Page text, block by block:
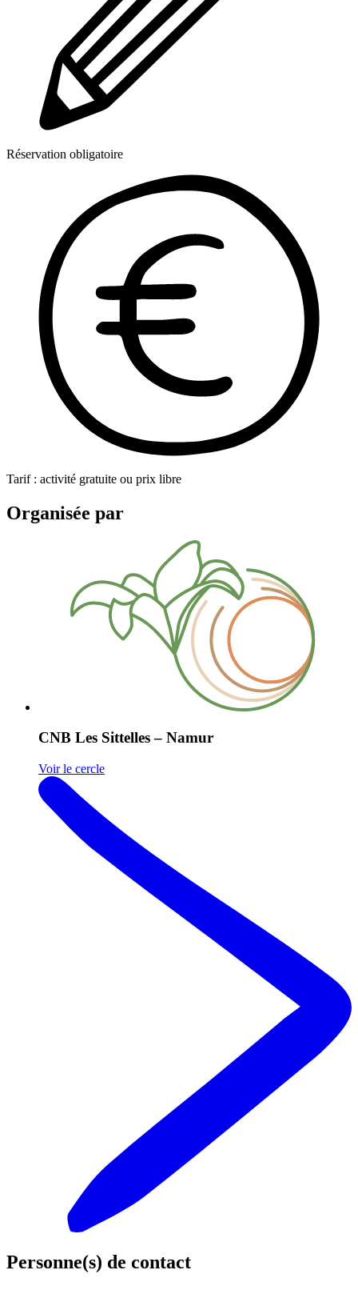
Réservation obligatoire
Tarif : activité gratuite ou prix libre
Organisée par
CNB Les Sittelles – Namur
Voir le cercle
Personne(s) de contact